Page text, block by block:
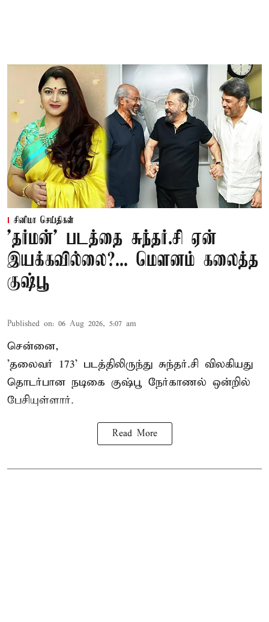
சினிமா செய்திகள்
'தர்மன்' படத்தை சுந்தர்.சி ஏன்
இயக்கவில்லை?... மௌனம் கலைத்த
குஷ்பூ
Published on: 06 Aug 2026, 5:07 am
சென்னை,
'தலைவர் 173' படத்திலிருந்து சுந்தர்.சி விலகியது
தொடர்பான நடிகை குஷ்பூ நேர்காணல் ஒன்றில்
பேசியுள்ளார்.
Read More